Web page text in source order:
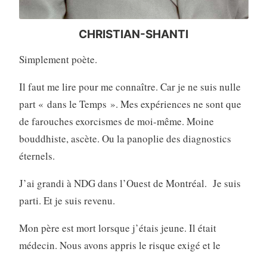
CHRISTIAN-SHANTI
Simplement poète.
Il faut me lire pour me connaître. Car je ne suis nulle
part « dans le Temps ». Mes expériences ne sont que
de farouches exorcismes de moi-même. Moine
bouddhiste, ascète. Ou la panoplie des diagnostics
éternels.
J’ai grandi à NDG dans l’Ouest de Montréal. Je suis
parti. Et je suis revenu.
Mon père est mort lorsque j’étais jeune. Il était
médecin. Nous avons appris le risque exigé et le